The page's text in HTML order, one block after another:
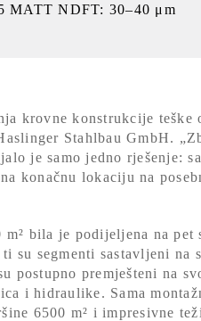
MATT NDFT: 30–40 μm
krovne konstrukcije teške
Stahlbau GmbH.
je samo jedno rješenje:
konačnu lokaciju na
bila je podijeljena na pet
su segmenti sastavljeni na
postupno premješteni na
i hidraulike. Sama
6500 m² i impresivne